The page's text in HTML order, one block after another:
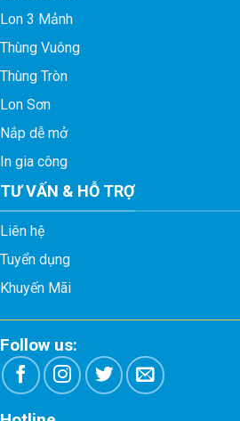
Lon 3 Mảnh
Thùng Vuông
Thùng Tròn
Lon Sơn
Nắp dễ mở
In gia công
TƯ VẤN & HỖ TRỢ
Liên hệ
Tuyển dụng
Khuyến Mãi
Follow us: